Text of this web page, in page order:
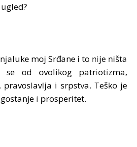
moj Srđane i to nije ništa
se od ovolikog patriotizma,
i srpstva. Teško je
i prosperitet.